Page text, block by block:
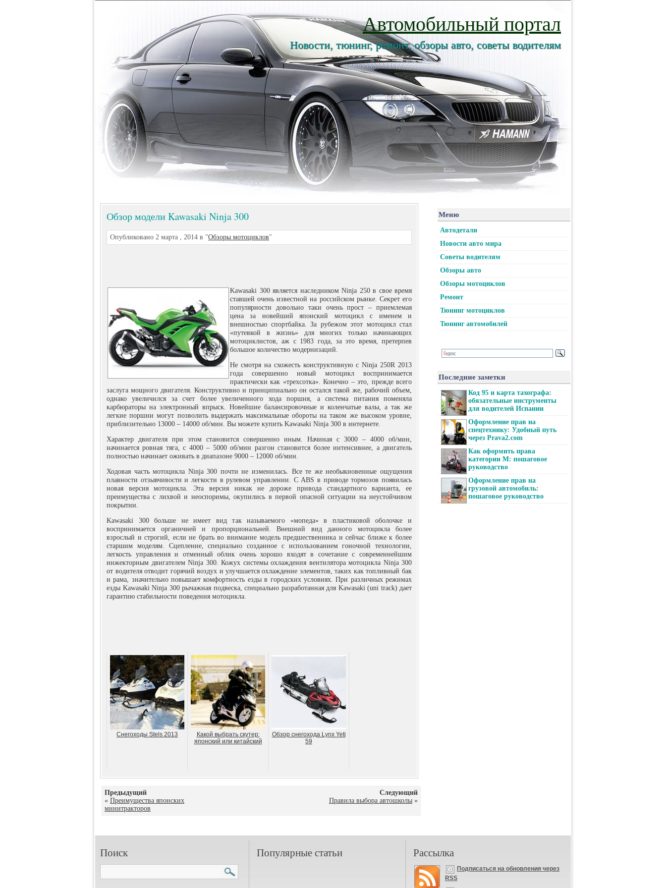
Автомобильный портал
Новости, тюнинг, ремонт, обзоры авто, советы водителям
Обзор модели Kawasaki Ninja 300
Опубликовано 2 марта , 2014 в "Обзоры мотоциклов"
Kawasaki 300 является наследником Ninja 250 в свое время
ставшей очень известной на российском рынке. Секрет его
популярности довольно таки очень прост – приемлемая
цена за новейший японский мотоцикл с именем и
внешностью спортбайка. За рубежом этот мотоцикл стал
«путевкой в жизнь» для многих только начинающих
мотоциклистов, аж с 1983 года, за это время, претерпев
большое количество модернизаций.
Не смотря на схожесть конструктивную с Ninja 250R 2013
года совершенно новый мотоцикл воспринимается
практически как «трехсотка». Конечно – это, прежде всего
заслуга мощного двигателя. Конструктивно и принципиально он остался такой же, рабочий объем,
однако увеличился за счет более увеличенного хода поршня, а система питания поменяла
карбюраторы на электронный впрыск. Новейшие балансировочные и коленчатые валы, а так же
легкие поршни могут позволить выдержать максимальные обороты на таком же высоком уровне,
приблизительно 13000 – 14000 об/мин. Вы можете купить Kawasaki Ninja 300 в интернете.
Характер двигателя при этом становится совершенно иным. Начиная с 3000 – 4000 об/мин,
начинается ровная тяга, с 4000 – 5000 об/мин разгон становится более интенсивнее, а двигатель
полностью начинает оживать в диапазоне 9000 – 12000 об/мин.
Ходовая часть мотоцикла Ninja 300 почти не изменилась. Все те же необыкновенные ощущения
плавности отзывчивости и легкости в рулевом управлении. С ABS в приводе тормозов появилась
новая версия мотоцикла. Эта версия никак не дороже привода стандартного варианта, ее
преимущества с лихвой и неоспоримы, окупились в первой опасной ситуации на неустойчивом
покрытии.
Kawasaki 300 больше не имеет вид так называемого «мопеда» в пластиковой оболочке и
воспринимается органичней и пропорциональней. Внешний вид данного мотоцикла более
взрослый и строгий, если не брать во внимание модель предшественника и сейчас ближе к более
старшим моделям. Сцепление, специально созданное с использованием гоночной технологии,
легкость управления и отменный облик очень хорошо входят в сочетание с современнейшим
инжекторным двигателем Ninja 300. Кожух системы охлаждения вентилятора мотоцикла Ninja 300
от водителя отводит горячий воздух и улучшается охлаждение элементов, таких как топливный бак
и рама, значительно повышает комфортность езды в городских условиях. При различных режимах
езды Kawasaki Ninja 300 рычажная подвеска, специально разработанная для Kawasaki (uni track) дает
гарантию стабильности поведения мотоцикла.
Снегоходы Stels 2013
Какой выбрать скутер:
японский или китайский
Обзор снегохода Lynx Yeti
59
Предыдущий
« Преимущества японских
минитракторов
Следующий
Правила выбора автошколы »
Меню
Автодетали
Новости авто мира
Советы водителям
Обзоры авто
Обзоры мотоциклов
Ремонт
Тюнинг мотоциклов
Тюнинг автомобилей
Последние заметки
Код 95 и карта тахографа:
обязательные инструменты
для водителей Испании
Оформление прав на
спецтехнику: Удобный путь
через Prava2.com
Как оформить права
категории М: пошаговое
руководство
Оформление прав на
грузовой автомобиль:
пошаговое руководство
Поиск Популярные статьи Рассылка
Подписаться на обновления через
RSS